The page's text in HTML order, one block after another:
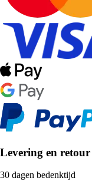
Levering en retour
30 dagen bedenktijd